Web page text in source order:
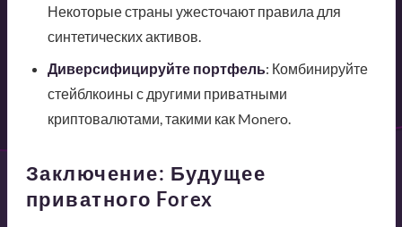
Некоторые страны ужесточают правила для
синтетических активов.
Диверсифицируйте портфель: Комбинируйте
стейблкоины с другими приватными
криптовалютами, такими как Monero.
Заключение: Будущее
приватного Forex